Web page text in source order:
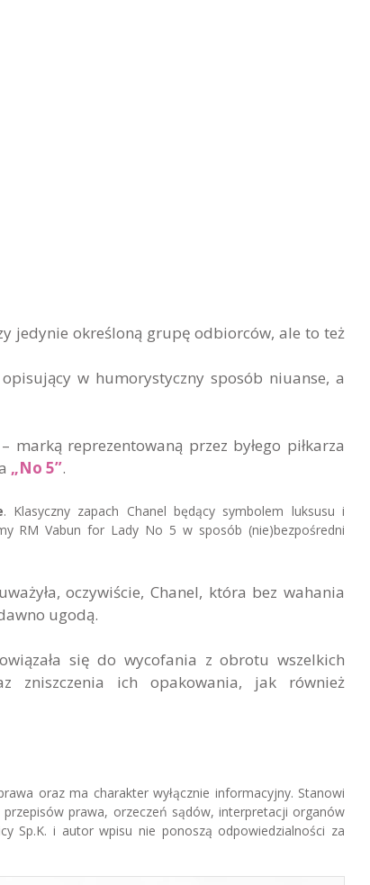
jedynie określoną grupę odbiorców, ale to też
opisujący w humorystyczny sposób niuanse, a
reprezentowaną przez byłego piłkarza
„No 5”.
. Klasyczny zapach Chanel będący symbolem luksusu i
RM Vabun for Lady No 5 w sposób (nie)bezpośredni
oczywiście, Chanel, która bez wahania
ugodą.
się do wycofania z obrotu wszelkich
zniszczenia ich opakowania, jak również
oraz ma charakter wyłącznie informacyjny. Stanowi
prawa, orzeczeń sądów, interpretacji organów
Sp.K. i autor wpisu nie ponoszą odpowiedzialności za